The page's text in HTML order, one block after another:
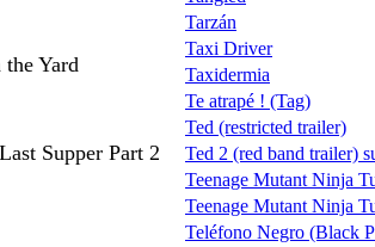
Yard
Supper Part 2
Tarzán
Taxi Driver
Taxidermia
Te atrapé ! (Tag)
Ted (restricted trailer)
Ted 2 (red band trailer)
Teenage Mutant Ninja
Teenage Mutant Ninja
Teléfono Negro (Black